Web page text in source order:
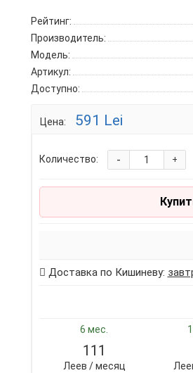
Рейтинг:
Производитель:
Модель:
Артикул:
Доступно:
Цена: 591 Lei
Количество: +
-
Доставка по Кишиневу:
6 мес.
111
Леев / месяц